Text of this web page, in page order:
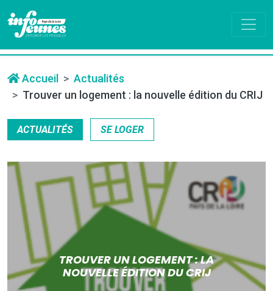
Accueil
Actualités
Trouver un logement : la nouvelle édition du CRIJ
ACTUALITÉS SE LOGER
TROUVER UN LOGEMENT : LA
NOUVELLE ÉDITION DU CRIJ